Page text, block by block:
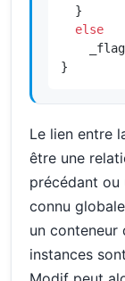
  }
else
}
Le lien entre
être une
précédant
connu
un
instances